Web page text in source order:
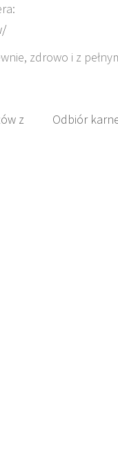
zdrowo i z
z
Odbiór